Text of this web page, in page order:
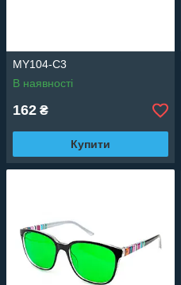
MY104-C3
В наявності
162 ₴
Купити